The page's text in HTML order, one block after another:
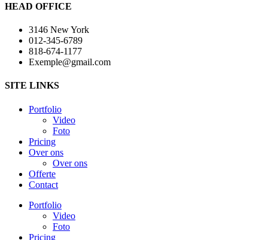
HEAD OFFICE
3146 New York
012-345-6789
818-674-1177
Exemple@gmail.com
SITE LINKS
Portfolio
Video
Foto
Pricing
Over ons
Over ons
Offerte
Contact
Portfolio
Video
Foto
Pricing